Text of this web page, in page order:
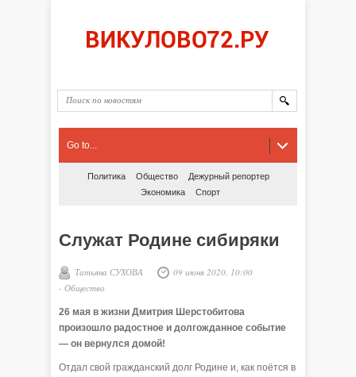
Go to...
Политика Общество
Дежурный репортер
Экономика
Спорт
Служат Родине сибиряки
Татьяна СУХОВА
09 июня 2020, 10:00
- Общество
26 мая в жизни Дмитрия Шерстобитова
произошло радостное и долгожданное событие
— он вернулся домой!
Отдал свой гражданский долг Родине и, как поётся в